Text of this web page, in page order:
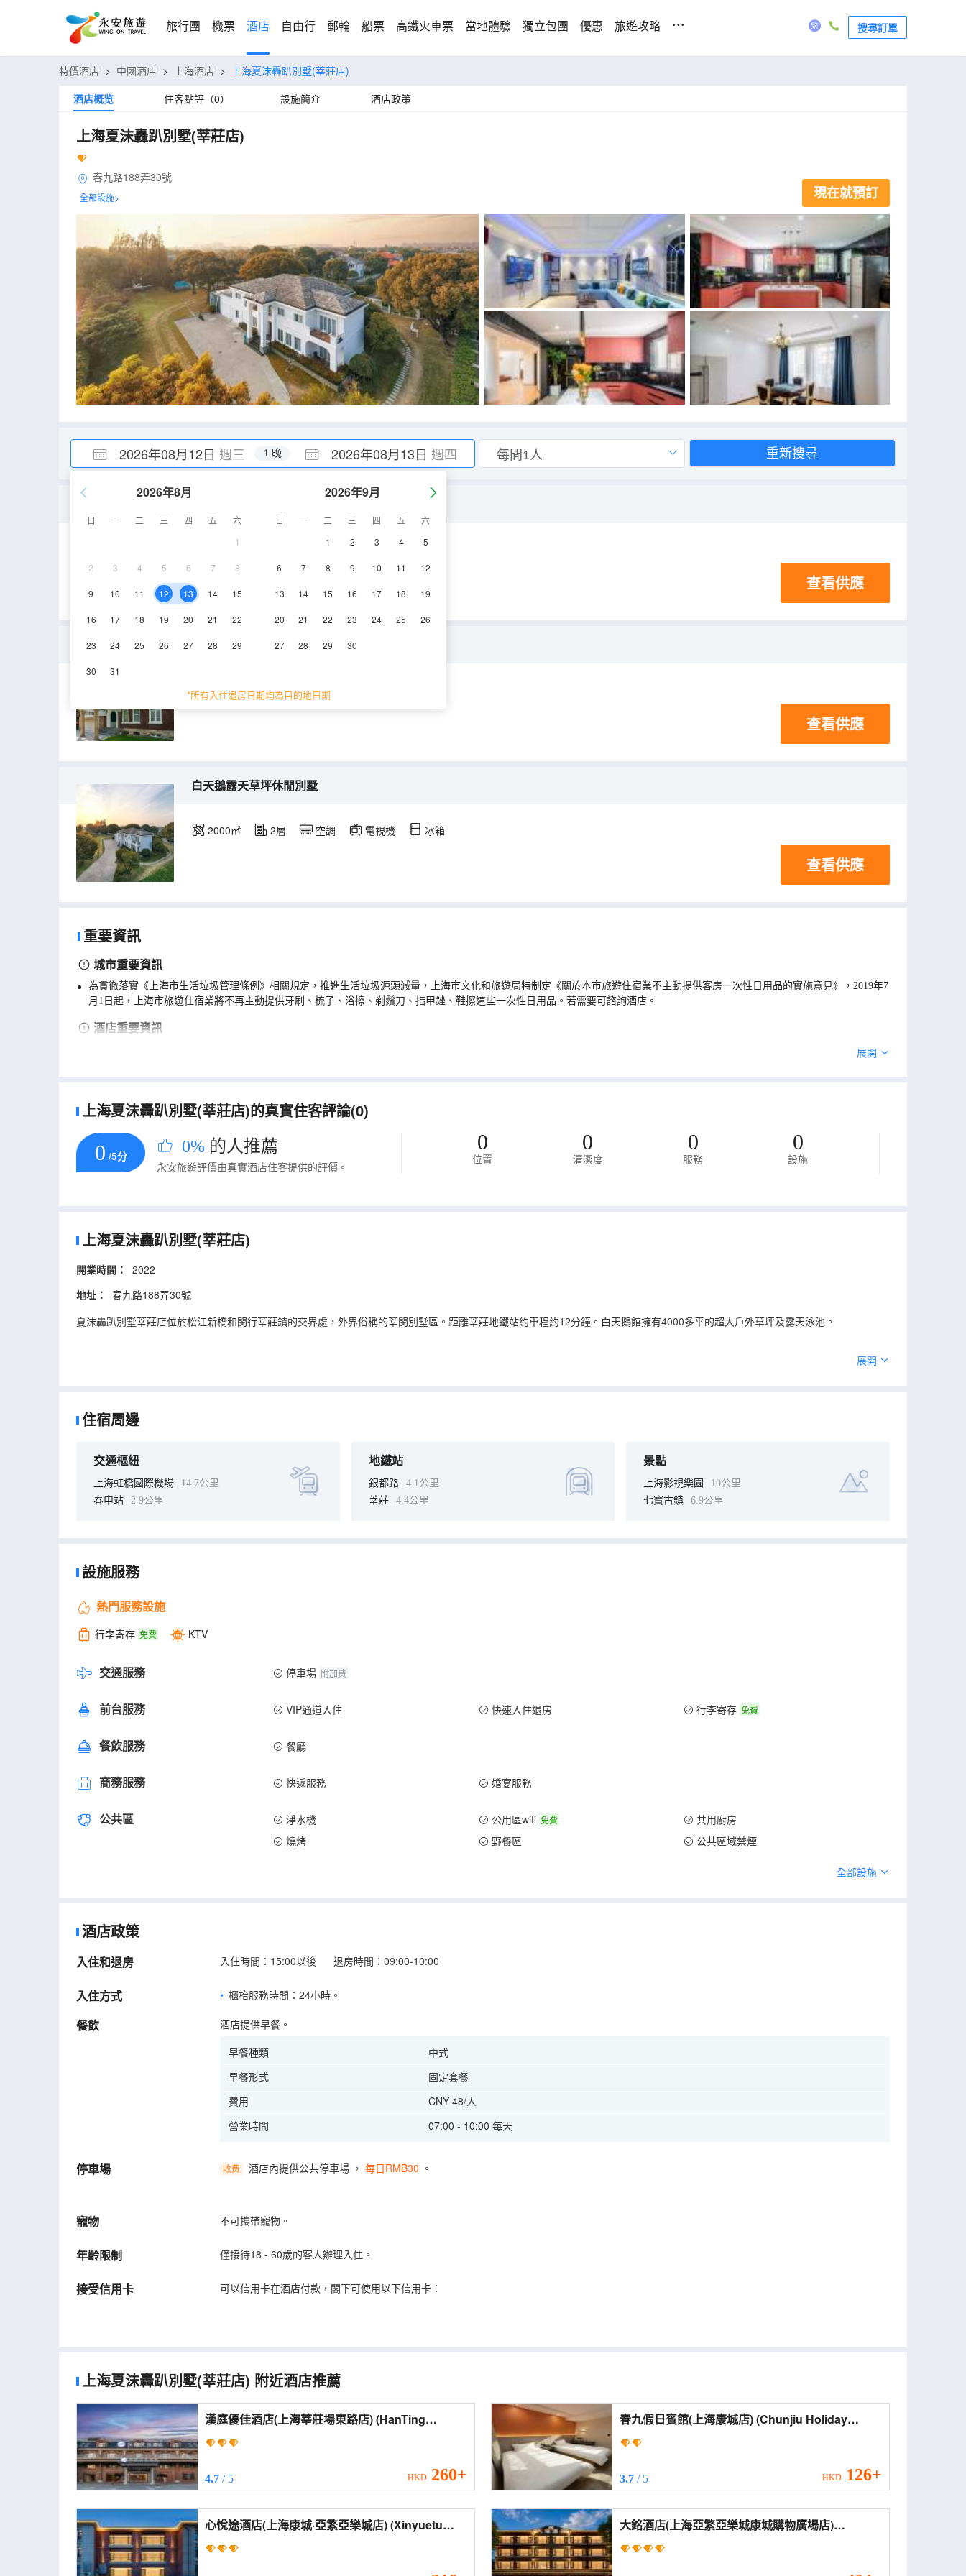
旅行團 機票 酒店 自由行 郵輪 船票 高鐵火車票 當地體驗 獨立包團 優惠 旅遊攻略 ... 搜尋訂單
特價酒店 > 中國酒店 > 上海酒店 >
上海夏沫轟趴別墅(莘莊店)
酒店概览
住客點評（0） 設施簡介 酒店政策
上海夏沫轟趴別墅(莘莊店)
春九路188弄30號
全部設施> 現在就預訂
2026年08月12日 週三 2026年08月13日 週四
1 晚
2026年8月
日 一 二 三 四 五
六
1
2 3 4 5 6 7 8
9 10 11 12 13 14 15
16 17 18 19 20 21 22
23 24 25 26 27 28 29
30 31
2026年9月
日 一 二 三 四 五
六
1
2 3 4 5
6 7 8 9 10 11 12
13 14 15 16 17 18 19
20 21 22 23 24 25 26
27 28 29 30
*所有入住退房日期均為目的地日期
重新搜尋
電視機
查看供應
莫洛克八室休閒娛樂別墅
200㎡ 3層 空調
查看供應
白天鵝露天草坪休閒別墅
2000㎡ 2層 空調 電視機 冰箱
查看供應
重要資訊
城市重要資訊
為貫徹落實《上海市生活垃圾管理條例》相關規定，推進生活垃圾源頭減量，上海市文化和旅遊局特制定《關於本市旅遊住宿業不主動提供客房一次性日用品的實施意見》，2019年7
月1日起，上海市旅遊住宿業將不再主動提供牙刷、梳子、浴擦、剃鬚刀、指甲銼、鞋擦這些一次性日用品。若需要可諮詢酒店。
酒店重要資訊
展開
上海夏沫轟趴別墅(莘莊店)的真實住客評論(0)
0 /5分 0% 的人推薦
永安旅遊評價由真實酒店住客提供的評價。
0
位置
0
清潔度
0
服務
0
設施
上海夏沫轟趴別墅(莘莊店)
開業時間：
2022
地址：
春九路188弄30號
夏沫轟趴別墅莘莊店位於松江新橋和閔行莘莊鎮的交界處，外界俗稱的莘閔別墅區。距離莘莊地鐵站約車程約12分鐘。白天鵝館擁有4000多平的超大戶外草坪及露天泳池。
展開
住宿周邊
交通樞紐
上海虹橋國際機場
14.7公里
春申站
2.9公里
地鐵站
銀都路
4.1公里
莘莊
4.4公里
景點
上海影視樂園
10公里
七寶古鎮
6.9公里
設施服務
熱門服務設施
行李寄存 免費 KTV
交通服務 停車場 附加费
前台服務 VIP通道入住 快速入住退房 行李寄存 免費
餐飲服務 餐廳
商務服務 快遞服務 婚宴服務
公共區 淨水機 公用區wifi 免費
共用廚房
燒烤
野餐區 公共區域禁煙
全部設施
酒店政策
入住和退房 入住時間：15:00以後 退房時間：09:00-10:00
入住方式 櫃枱服務時間：24小時。
餐飲
酒店提供早餐。
早餐種類
中式
早餐形式
固定套餐
費用
CNY 48/人
營業時間
07:00 - 10:00 每天
停車場 收费 酒店內提供公共停車場 ， 每日RMB30 。
寵物 不可攜帶寵物。
年齡限制 僅接待18 - 60歲的客人辦理入住。
接受信用卡 可以信用卡在酒店付款，閣下可使用以下信用卡：
上海夏沫轟趴別墅(莘莊店) 附近酒店推薦
漢庭優佳酒店(上海莘莊場東路店) (HanTing
Premium Hotel (Shanghai Xinzhuang
4.7 / 5 HKD 260+
春九假日賓館(上海康城店) (Chunjiu Holiday
Hotel)
3.7/ 5 HKD 126+
心悅途酒店(上海康城·亞繁亞樂城店) (Xinyuetu
Hotel (Shanghai Kangcheng · Yafanyalecheng))
大銘酒店(上海亞繁亞樂城康城購物廣場店)
(Daming Hotel (Shanghai G60 Science and